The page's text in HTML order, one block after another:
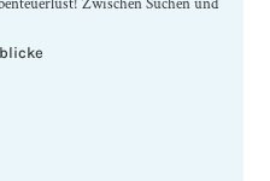
Zwischen Suchen und